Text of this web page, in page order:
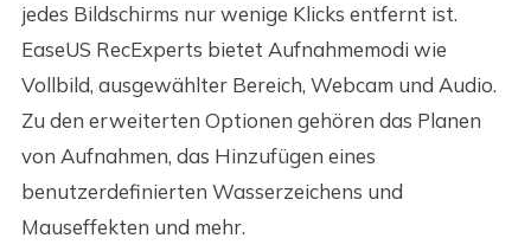
jedes Bildschirms nur wenige Klicks entfernt ist.
EaseUS RecExperts bietet Aufnahmemodi wie
Vollbild, ausgewählter Bereich, Webcam und Audio.
Zu den erweiterten Optionen gehören das Planen
von Aufnahmen, das Hinzufügen eines
benutzerdefinierten Wasserzeichens und
Mauseffekten und mehr.